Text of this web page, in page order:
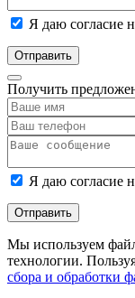
Я даю согласие
Отправить
Получить
Я даю согласие
Отправить
Мы используем
технологии.
сбора и обработки